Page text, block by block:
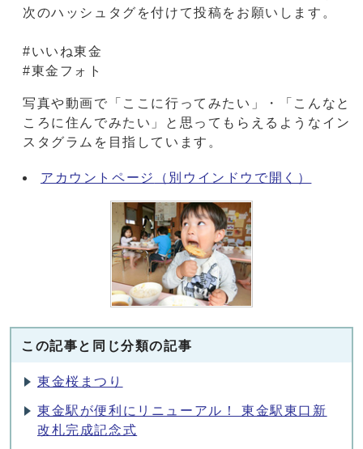
次のハッシュタグを付けて投稿をお願いします。
#いいね東金
#東金フォト
写真や動画で「ここに行ってみたい」・「こんなと
ころに住んでみたい」と思ってもらえるようなイン
スタグラムを目指しています。
アカウントページ （別ウインドウで開く）
この記事と同じ分類の記事
東金桜まつり
東金駅が便利にリニューアル！ 東金駅東口新
改札完成記念式